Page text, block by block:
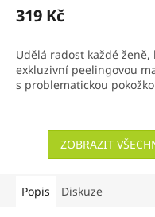
319 Kč
Udělá radost každé
exkluzivní peelingovou
s problematickou
ZOBRAZIT
Popis Diskuze